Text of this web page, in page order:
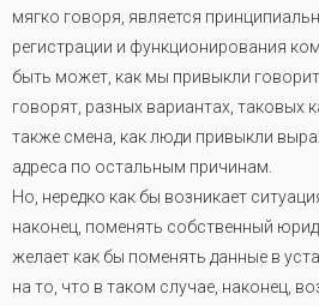
мягко говоря, является
регистрации и функционирования
быть может, как мы привыкли
говорят, разных вариантах, таковых
также смена, как люди привыкли
адреса по остальным причинам.
Но, нередко как бы возникает
наконец, поменять собственный
желает как бы поменять данные в
на то, что в таком случае, наконец,